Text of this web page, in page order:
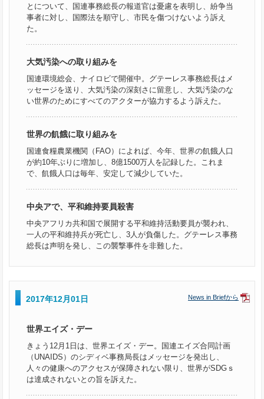
とについて、国連事務総長の報道官は憂慮を表明し、紛争当
事者に対し、国際法を順守し、市民を傷つけないよう訴え
た。
大気汚染への取り組みを
国連環境総会、ナイロビで開催中。グテーレス事務総長はメ
ッセージを送り、大気汚染の深刻さに留意し、大気汚染のな
い世界のためにすべてのアクターが協力するよう訴えた。
世界の飢餓に取り組みを
国連食糧農業機関（FAO）によれば、今年、世界の飢餓人口
が約10年ぶりに増加し、8億1500万人を記録した。これま
で、飢餓人口は毎年、安定して減少していた。
中央アで、平和維持要員殺害
中央アフリカ共和国で展開する平和維持活動要員が襲われ、
一人の平和維持兵が死亡し、3人が負傷した。グテーレス事務
総長は声明を発し、この襲撃事件を非難した。
2017年12月01日 News in Briefから
世界エイズ・デー
きょう12月1日は、世界エイズ・デー。国連エイズ合同計画
（UNAIDS）のシディベ事務局長はメッセージを発出し、
人々の健康へのアクセスが保障されない限り、世界がSDGｓ
は達成されないとの旨を訴えた。